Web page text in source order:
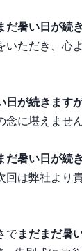
だ暑い日が続
いただき、心
日が続きます
に堪えません
だ暑い日が続
回は弊社より
でまだまだ暑